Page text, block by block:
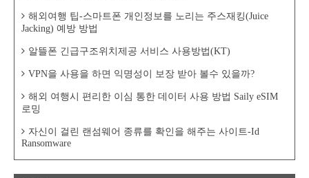
해외여행 팁-스마트폰 개인정보를 노리는 주스재킹(Juice
Jacking) 예방 방법
알뜰폰 긴급구조위치제공 서비스 사용방법(KT)
VPN을 사용을 하면 익명성이 보장 받아 볼수 있을까?
해외 여행시 편리한 이심 통한 데이터 사용 방법 Saily eSIM
로밍
자신이 걸린 랜섬웨어 종류를 확인을 해주는 사이트-Id
Ransomware